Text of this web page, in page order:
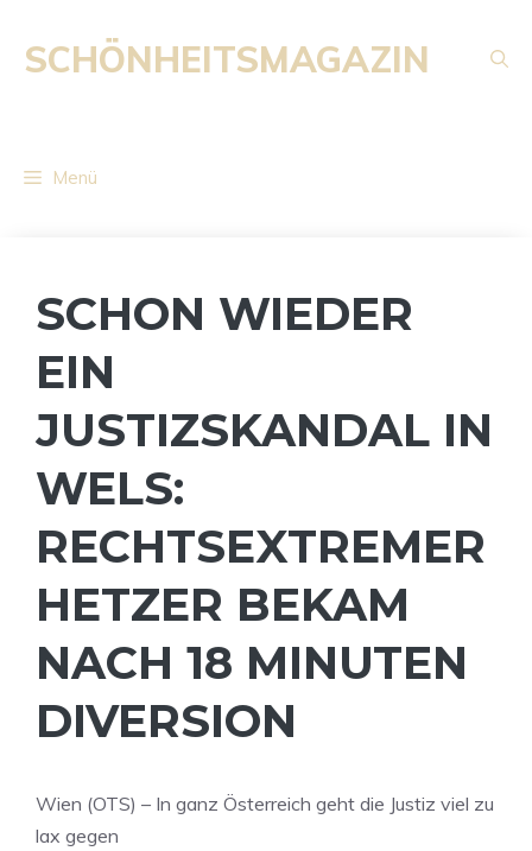
Inhalt
springen
SCHÖNHEITSMAGAZIN
Menü
SCHON WIEDER
EIN
JUSTIZSKANDAL IN
WELS:
RECHTSEXTREMER
HETZER BEKAM
NACH 18 MINUTEN
DIVERSION
Wien (OTS) – In ganz Österreich geht die Justiz viel zu
lax gegen